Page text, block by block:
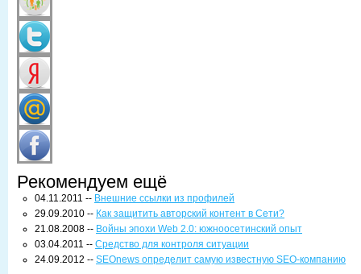
Рекомендуем ещё
04.11.2011 -- Внешние ссылки из профилей
29.09.2010 -- Как защитить авторский контент в Сети?
21.08.2008 -- Войны эпохи Web 2.0: южноосетинский опыт
03.04.2011 -- Средство для контроля ситуации
24.09.2012 -- SEOnews определит самую известную SEO-компанию